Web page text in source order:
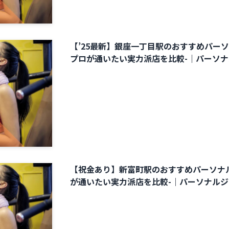
【’25最新】銀座一丁目駅のおすすめパー
プロが通いたい実力派店を比較-｜パーソ
【祝金あり】新富町駅のおすすめパーソ
が通いたい実力派店を比較-｜パーソナル